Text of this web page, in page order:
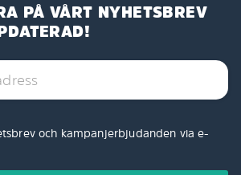
PÅ VÅRT NYHETSBREV
och kampanjerbjudanden via e-